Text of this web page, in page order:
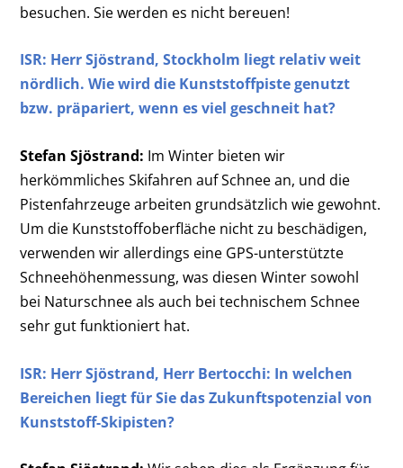
besuchen. Sie werden es nicht bereuen!
ISR: HerrSjöstrand, Stockholm liegt relativ weit
nördlich. Wie wird die Kunststoffpiste genutzt
bzw. präpariert, wenn es viel geschneit hat?
Stefan Sjöstrand: Im Winter bieten wir
herkömmliches Skifahren auf Schnee an, und die
Pistenfahrzeuge arbeiten grundsätzlich wie gewohnt.
Um die Kunststoffoberfläche nicht zu beschädigen,
verwenden wir allerdings eine GPS-unterstützte
Schneehöhenmessung, was diesen Winter sowohl
bei Naturschnee als auch bei technischem Schnee
sehr gut funktioniert hat.
ISR: HerrSjöstrand, Herr Bertocchi: In welchen
Bereichen liegt für Sie das Zukunftspotenzial von
Kunststoff-Skipisten?